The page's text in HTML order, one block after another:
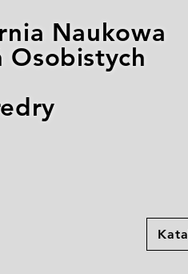
Naukowa
Osobistych